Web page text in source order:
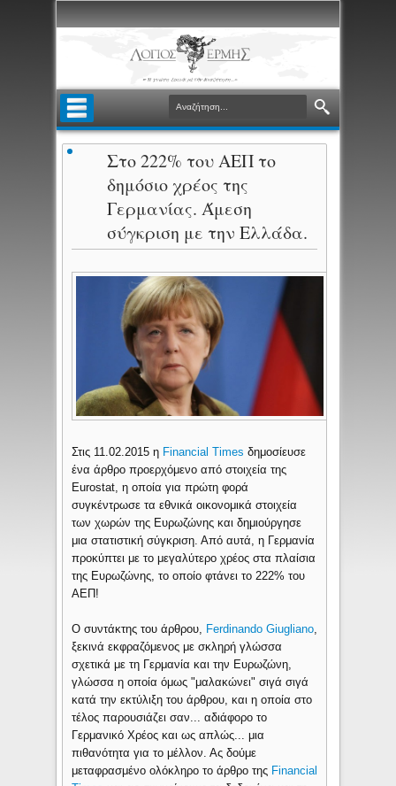
Στο 222% του ΑΕΠ το
δημόσιο χρέος της
Γερμανίας. Άμεση
σύγκριση με την Ελλάδα.
Στις 11.02.2015 η Financial Times δημοσίευσε
ένα άρθρο προερχόμενο από στοιχεία της
Eurostat, η οποία για πρώτη φορά
συγκέντρωσε τα εθνικά οικονομικά στοιχεία
των χωρών της Ευρωζώνης και δημιούργησε
μια στατιστική σύγκριση. Από αυτά, η Γερμανία
προκύπτει με το μεγαλύτερο χρέος στα πλαίσια
της Ευρωζώνης, το οποίο φτάνει το 222% του
ΑΕΠ!
Ο συντάκτης του άρθρου, Ferdinando Giugliano
ξεκινά εκφραζόμενος με σκληρή γλώσσα
σχετικά με τη Γερμανία και την Ευρωζώνη,
γλώσσα η οποία όμως "μαλακώνει" σιγά σιγά
κατά την εκτύλιξη του άρθρου, και η οποία στο
τέλος παρουσιάζει σαν... αδιάφορο το
Γερμανικό Χρέος και ως απλώς... μια
πιθανότητα για το μέλλον. Ας δούμε
μεταφρασμένο ολόκληρο το άρθρο της Financial